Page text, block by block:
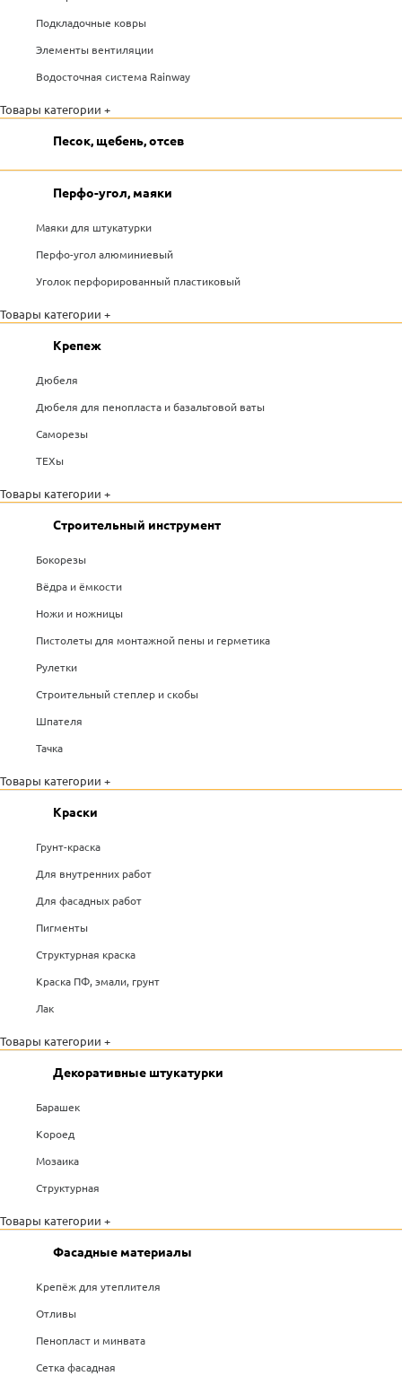
Подкладочные ковры
Элементы вентиляции
Водосточная система Rainway
Товары категории +
Песок, щебень, отсев
Перфо-угол, маяки
Маяки для штукатурки
Перфо-угол алюминиевый
Уголок перфорированный пластиковый
Товары категории +
Крепеж
Дюбеля
Дюбеля для пенопласта и базальтовой ваты
Саморезы
ТЕХы
Товары категории +
Строительный инструмент
Бокорезы
Вёдра и ёмкости
Ножи и ножницы
Пистолеты для монтажной пены и герметика
Рулетки
Строительный степлер и скобы
Шпателя
Тачка
Товары категории +
Краски
Грунт-краска
Для внутренних работ
Для фасадных работ
Пигменты
Структурная краска
Краска ПФ, эмали, грунт
Лак
Товары категории +
Декоративные штукатурки
Барашек
Короед
Мозаика
Структурная
Товары категории +
Фасадные материалы
Крепёж для утеплителя
Отливы
Пенопласт и минвата
Сетка фасадная